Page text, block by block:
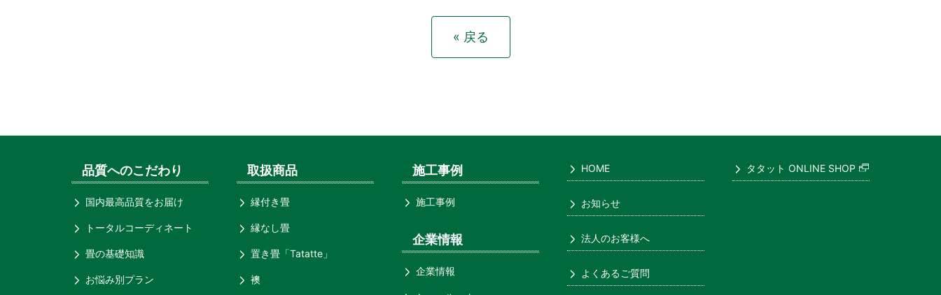
« 戻る
品質へのこだわり
国内最高品質をお届け
トータルコーディネート
畳の基礎知識
お悩み別プラン
取扱商品
縁付き畳
縁なし畳
置き畳「Tatatte」
襖
施工事例
施工事例
企業情報
企業情報
HOME
お知らせ
法人のお客様へ
よくあるご質問
タタット ONLINE SHOP